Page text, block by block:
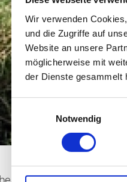
Wir verwenden
und die Zugriffe auf
Website an unsere
möglicherweise mit
der Dienste gesammelt
Notwendig